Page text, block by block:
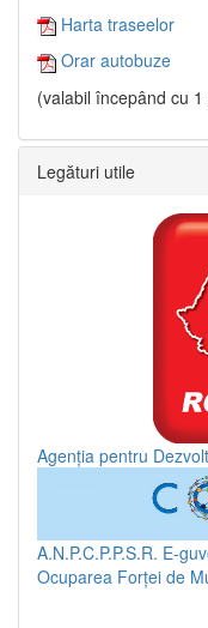
Harta traseelor
Orar autobuze
(valabil începând cu
Legături utile
Agenția pentru
A.N.P.C.P.P.S.R. E-
Ocuparea Forței de